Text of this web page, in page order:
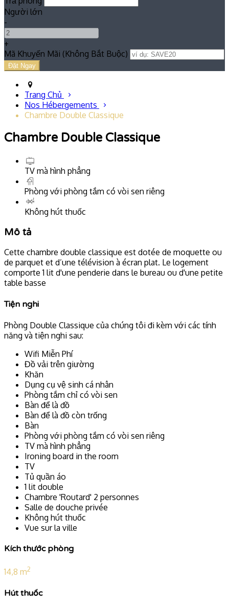
Người lớn
-
+
Mã Khuyến Mãi (Không Bắt Buộc)
Trang Chủ
Nos Hébergements
Chambre Double Classique
Chambre Double Classique
TV mà hình phẳng
Phòng với phòng tắm có vòi sen riêng
Không hút thuốc
Mô tả
Cette chambre double classique est dotée de moquette ou
de parquet et d’une télévision à écran plat. Le logement
comporte 1 lit d'une penderie dans le bureau ou d'une petite
table basse
Tiện nghi
Phòng Double Classique của chúng tôi đi kèm với các tính
năng và tiện nghi sau:
Wifi Miễn Phí
Đồ vải trên giường
Khăn
Dụng cụ vệ sinh cá nhân
Phòng tắm chỉ có vòi sen
Bàn để là đồ
Bàn để là đồ còn trống
Bàn
Phòng với phòng tắm có vòi sen riêng
TV mà hình phẳng
Ironing board in the room
TV
Tủ quần áo
1 lit double
Chambre 'Routard' 2 personnes
Salle de douche privée
Không hút thuốc
Vue sur la ville
Kích thước phòng
14,8 m2
Hút thuốc